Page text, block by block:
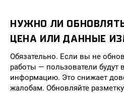
НУЖНО ЛИ
ЦЕНА ИЛИ ДАННЫЕ
Обязательно. Если вы не
работы — пользователи будут
информацию. Это снижает
жалобам. Обновляйте